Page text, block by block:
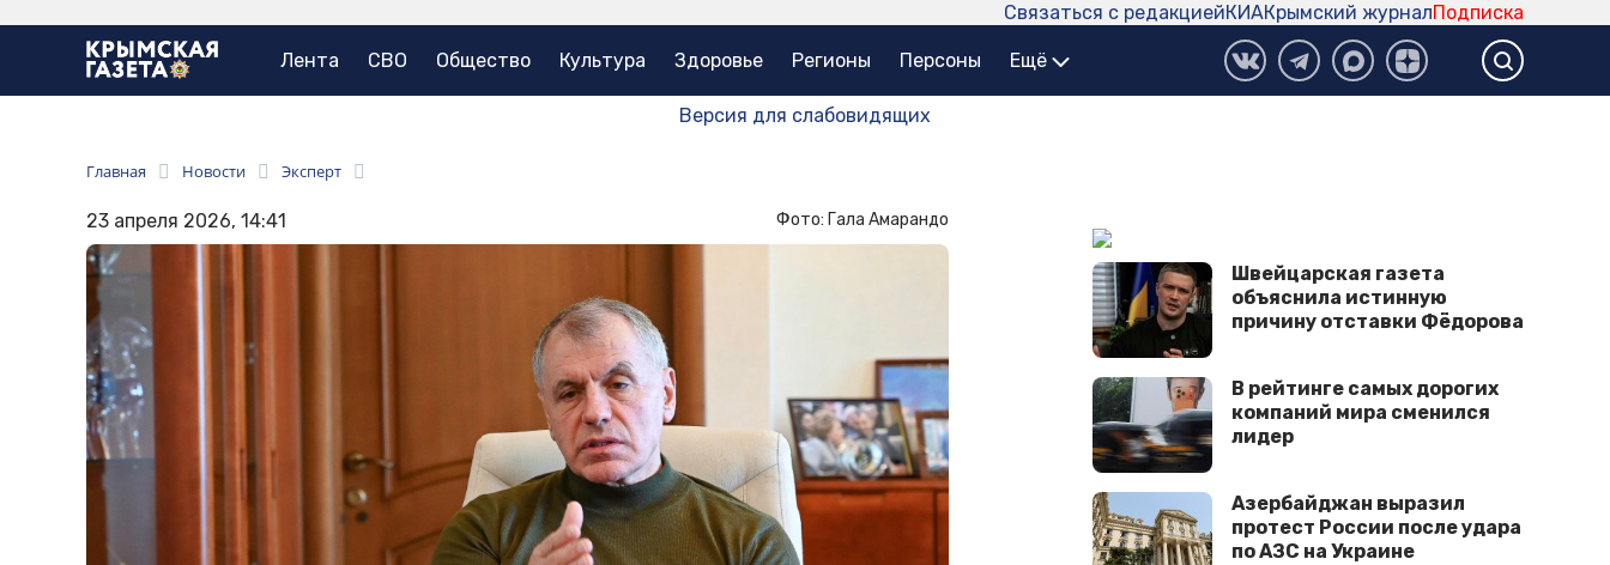
Подписка
Крымский журнал
КИА
Связаться с редакцией
Лента СВО Общество Культура Здоровье Регионы Персоны Ещё
Версия для слабовидящих
Главная Новости Эксперт
23 апреля 2026, 14:41 Фото: Гала Амарандо
Швейцарская газета
объяснила истинную
причину отставки Фёдорова
В рейтинге самых дорогих
компаний мира сменился
лидер
Азербайджан выразил
протест России после удара
по АЗС на Украине